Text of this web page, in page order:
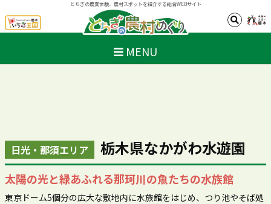
とちぎの農業体験、農村スポットを紹介する総合WEBサイト
MENU
日光・那須エリア 栃木県なかがわ水遊園
太陽の光と緑あふれる那珂川の魚たちの水族館
東京ドーム5個分の広大な敷地内に水族館をはじめ、つり池やそば処